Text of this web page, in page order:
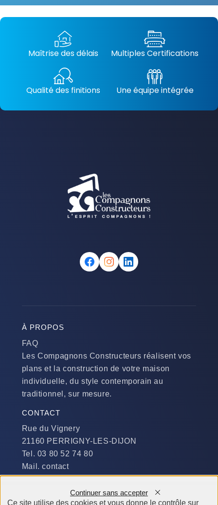
Maîtrise des délais Multiples Certifications
Qualité des finitions Une équipe intégrée
À PROPOS
FAQ
Les Compagnons Constructeurs réalisent vos
plans et la construction de votre maison
individuelle, du style contemporain au
traditionnel, sur mesure.
CONTACT
Rue du Vignery
21160 PERRIGNY-LES-DIJON
Tel. 03 80 52 74 80
Mail. contact
Du Lundi au Jeudi :
Ce site utilise des cookies et vous donne le contrôle sur
Continuer sans accepter